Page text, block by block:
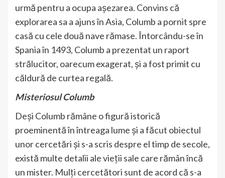
urmă pentru a ocupa așezarea. Convins că
explorarea sa a ajuns în Asia, Columb a pornit spre
casă cu cele două nave rămase. Întorcându-se în
Spania în 1493, Columb a prezentat un raport
strălucitor, oarecum exagerat, și a fost primit cu
căldură de curtea regală.
Misteriosul Columb
Deși Columb rămâne o figură istorică
proeminentă în întreaga lume și a făcut obiectul
unor cercetări și s-a scris despre el timp de secole,
există multe detalii ale vieții sale care rămân încă
un mister. Mulți cercetători sunt de acord că s-a